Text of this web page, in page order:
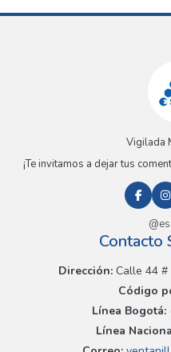
Vigilada
¡Te invitamos a dejar tus
Contacto
Dirección:Calle 44 #
Código
Línea Bogotá:
Línea